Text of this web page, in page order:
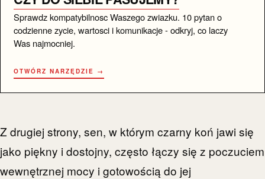
Sprawdz kompatybilnosc Waszego zwiazku. 10 pytan o
codzienne zycie, wartosci i komunikacje - odkryj, co laczy
Was najmocniej.
OTWÓRZ NARZĘDZIE →
Z drugiej strony, sen, w którym czarny koń jawi się
jako piękny i dostojny, często łączy się z poczuciem
wewnętrznej mocy i gotowością do jej